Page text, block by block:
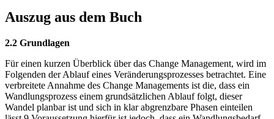
Auszug aus dem Buch
2.2 Grundlagen
Für einen kurzen Überblick über das Change Management, wird im
Folgenden der Ablauf eines Veränderungsprozesses betrachtet. Eine
verbreitete Annahme des Change Managements ist die, dass ein
Wandlungsprozess einem grundsätzlichen Ablauf folgt, dieser
Wandel planbar ist und sich in klar abgrenzbare Phasen einteilen